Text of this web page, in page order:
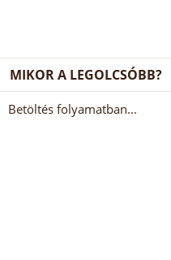
MIKOR A LEGOLCSÓBB?
Betöltés folyamatban...